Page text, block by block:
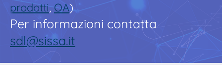
prodotti,OA)
Per informazioni contatta
sdl@sissa.it